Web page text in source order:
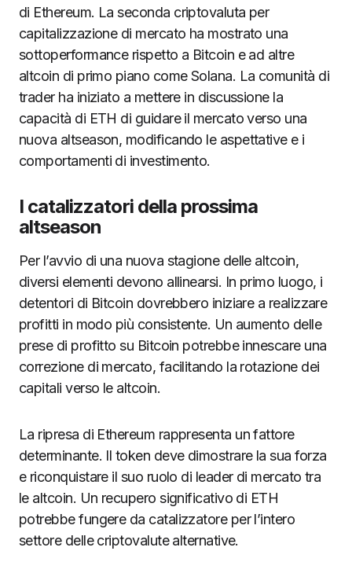
di Ethereum. La seconda criptovaluta per
capitalizzazione di mercato ha mostrato una
sottoperformance rispetto a Bitcoin e ad altre
altcoin di primo piano come Solana. La comunità di
trader ha iniziato a mettere in discussione la
capacità di ETH di guidare il mercato verso una
nuova altseason, modificando le aspettative e i
comportamenti di investimento.
I catalizzatori della prossima
altseason
Per l’avvio di una nuova stagione delle altcoin,
diversi elementi devono allinearsi. In primo luogo, i
detentori di Bitcoin dovrebbero iniziare a realizzare
profitti in modo più consistente. Un aumento delle
prese di profitto su Bitcoin potrebbe innescare una
correzione di mercato, facilitando la rotazione dei
capitali verso le altcoin.
La ripresa di Ethereum rappresenta un fattore
determinante. Il token deve dimostrare la sua forza
e riconquistare il suo ruolo di leader di mercato tra
le altcoin. Un recupero significativo di ETH
potrebbe fungere da catalizzatore per l’intero
settore delle criptovalute alternative.